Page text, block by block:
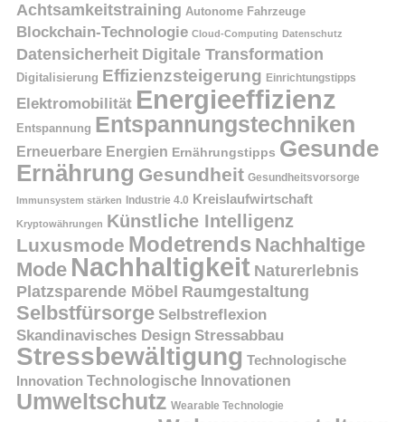
Achtsamkeitstraining Autonome Fahrzeuge
Blockchain-Technologie Cloud-Computing Datenschutz
Datensicherheit Digitale Transformation
Digitalisierung Effizienzsteigerung Einrichtungstipps
Elektromobilität Energieeffizienz
Entspannung Entspannungstechniken
Erneuerbare Energien Ernährungstipps Gesunde
Ernährung Gesundheit Gesundheitsvorsorge
Immunsystem stärken Industrie 4.0 Kreislaufwirtschaft
Kryptowährungen Künstliche Intelligenz
Luxusmode Modetrends Nachhaltige
Mode Nachhaltigkeit Naturerlebnis
Platzsparende Möbel Raumgestaltung
Selbstfürsorge Selbstreflexion
Skandinavisches Design Stressabbau
Stressbewältigung Technologische
Innovation Technologische Innovationen
Umweltschutz Wearable Technologie